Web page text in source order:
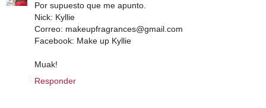
Por supuesto que me apunto.
Nick: Kyllie
Correo: makeupfragrances@gmail.com
Facebook: Make up Kyllie
Muak!
Responder